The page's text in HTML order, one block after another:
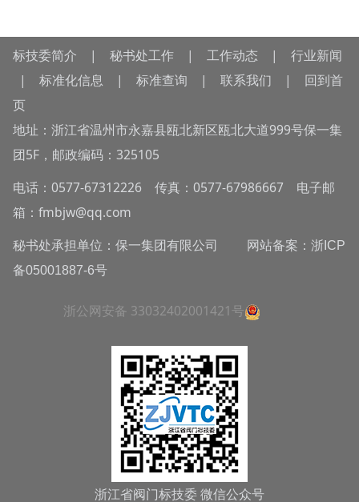
标技委简介 | 秘书处工作| 工作动态 | 行业新闻
|
标准化信息 | 标准查询 | 联系我们 | 回到首
页
地址：浙江省温州市永嘉县瓯北新区瓯北大道999号保一集
团5F，邮政编码：325105
电话：0577-67312226 传真：0577-67986667 电子邮
箱：fmbjw@qq.com
秘书处承担单位：保一集团有限公司 网站备案： 浙ICP
备05001887-6号
浙公网安备 33032402001421号
浙江省阀门标技委 微信公众号